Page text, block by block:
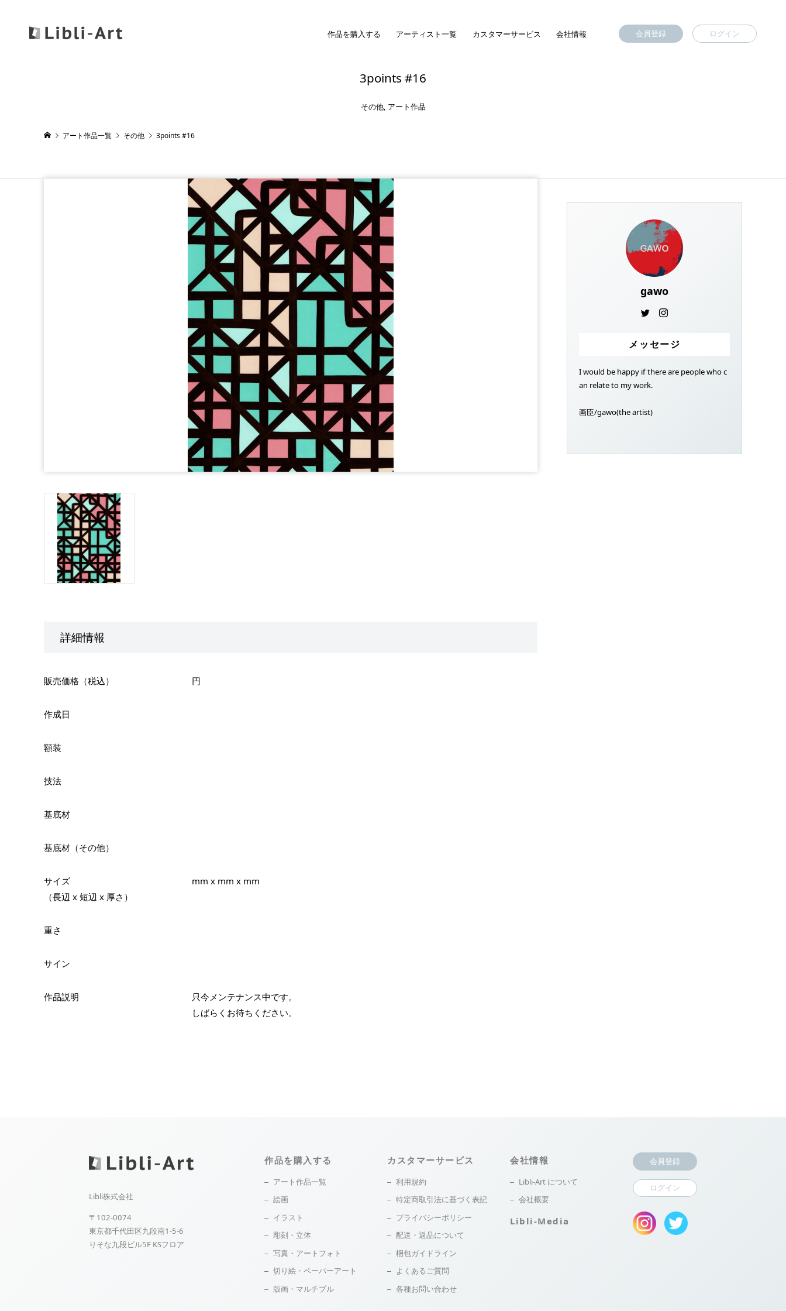
作品を購入する アーティスト一覧 カスタマーサービス 会社情報 会員登録 ログイン
3points #16
その他, アート作品
アート作品一覧 その他 3points #16
詳細情報
販売価格（税込） 円
作成日
額装
技法
基底材
基底材（その他）
サイズ
（長辺 x 短辺 x 厚さ）
mm x mm x mm
重さ
サイン
作品説明
只今メンテナンス中です。
しばらくお待ちください。
gawo
メッセージ
I would be happy if there are people who c
an relate to my work.
画臣/gawo(the artist)
Libli株式会社
〒102-0074
東京都千代田区九段南1-5-6
りそな九段ビル5F KSフロア
作品を購入する
アート作品一覧
絵画
イラスト
彫刻・立体
写真・アートフォト
切り絵・ペーパーアート
版画・マルチプル
カスタマーサービス
利用規約
特定商取引法に基づく表記
プライバシーポリシー
配送・返品について
梱包ガイドライン
よくあるご質問
各種お問い合わせ
会社情報
Libli-Art について
会社概要
Libli-Media
会員登録
ログイン